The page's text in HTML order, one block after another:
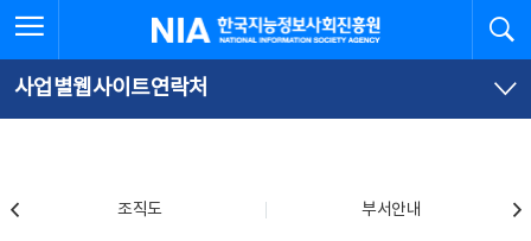
문
로
가
체
뉴
바
가
한국지능정보사회진흥원
사업별웹사이트연락처
조직도 부서안내